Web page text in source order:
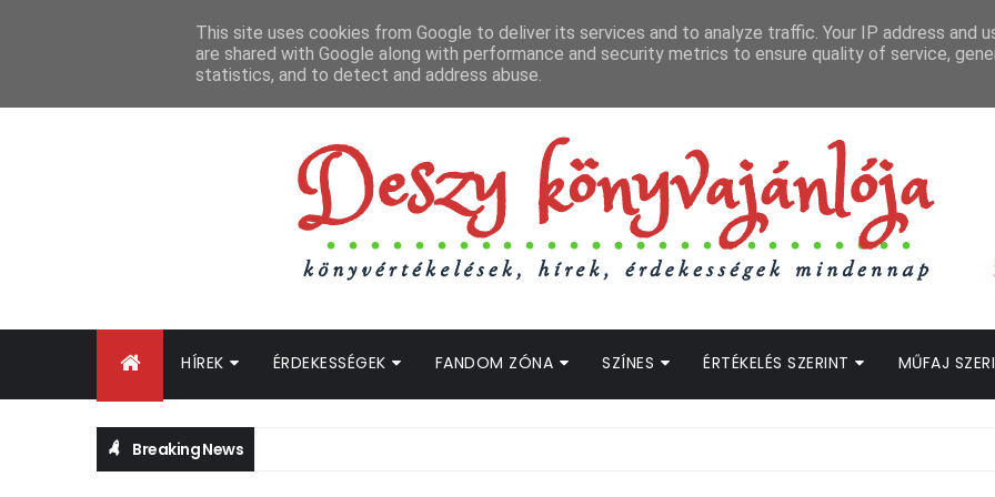
HÍREK ÉRDEKESSÉGEK FANDOM ZÓNA SZÍNES ÉRTÉKELÉS SZERINT MŰFAJ
Breaking News
This site uses cookies from Google to deliver its services and to analyze traffic. Your IP address and
are shared with Google along with performance and security metrics to ensure quality of service,
statistics, and to detect and address abuse.